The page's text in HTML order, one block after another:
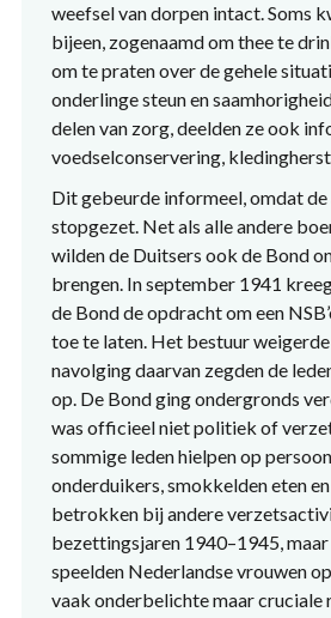
weefsel van dorpen intact. Soms
bijeen, zogenaamd om thee te
om te praten over de gehele
onderlinge steun en
delen van zorg, deelden ze ook
voedselconservering,
Dit gebeurde informeel, omdat
stopgezet. Net als alle andere
wilden de Duitsers ook de Bond
brengen. In september 1941
de Bond de opdracht om een
toe te laten. Het bestuur
navolging daarvan zegden de
op. De Bond ging ondergronds
was officieel niet politiek of
sommige leden hielpen op
onderduikers, smokkelden eten
betrokken bij andere
bezettingsjaren 1940–1945,
speelden Nederlandse vrouwen
vaak onderbelichte maar cruciale